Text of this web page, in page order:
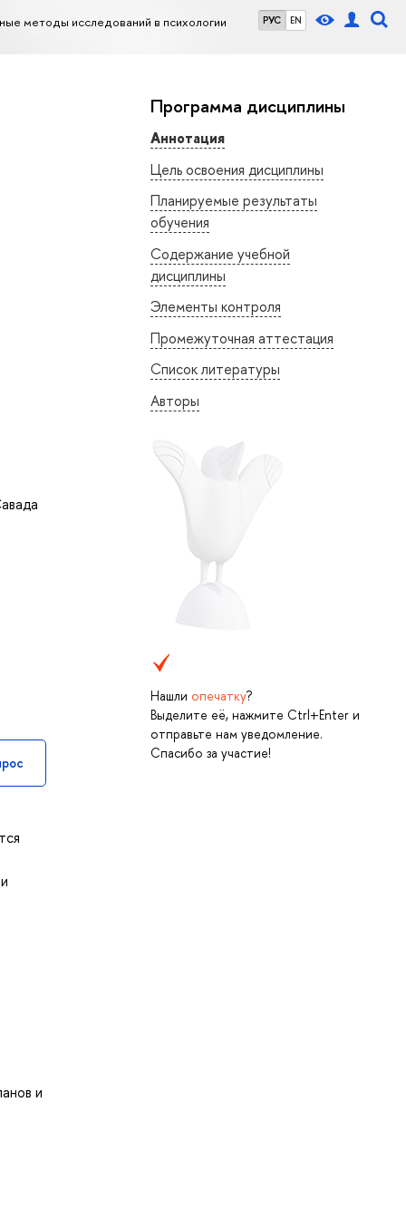
РУС EN
методы исследований в психологии
Программа дисциплины
Аннотация
Цель освоения дисциплины
Планируемые результаты
обучения
Содержание учебной
дисциплины
Элементы контроля
Промежуточная аттестация
Список литературы
Авторы
Нашли опечатку?
Выделите её, нажмите Ctrl+Enter и
отправьте нам уведомление.
Спасибо за участие!
и